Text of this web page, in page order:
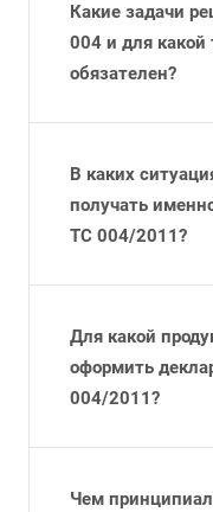
Какие задачи
004 и для какой
обязателен?
В каких
получать
ТС 004/2011?
Для какой
оформить
004/2011?
Чем